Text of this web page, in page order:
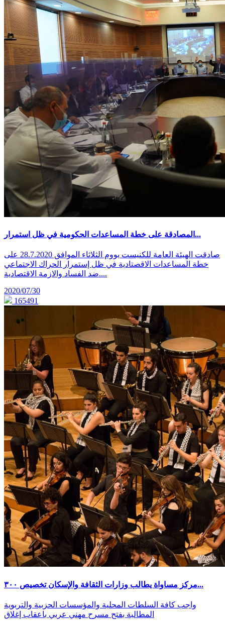
المصادقة على خطة المساعدات الحكومية في ظل استمرار...
صادقت الهيئة العامة للكنيست يووم الثلاثاء الموافق 28.7.2020 على
خطة المساعدات الاقصتادية في ظل إستمرار الحراك الاجتماعي
ضد الفساد والازمة الاقتصادية....
2020/07/30
165491
مركز مساواة يطالب وزارات الثقافة والإسكان تخصيص ٣٠٠...
واجب كافة السلطات المحلية والمؤسسات الحزبية والتربوية
المطالبة بفتح مسرح مهني عربي باعقاب إغلاق